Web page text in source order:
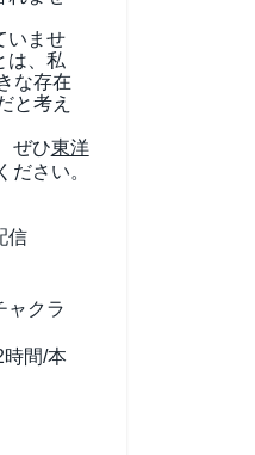
いませ
は、私
な存在
と考え
ぜひ東洋
ださい。
信
ャクラ
間/本